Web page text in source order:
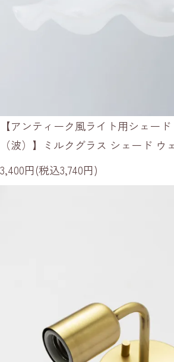
【アンティーク風ライト用シェー
（波）】ミルクグラス シェード ウ
3,400円(税込3,740円)